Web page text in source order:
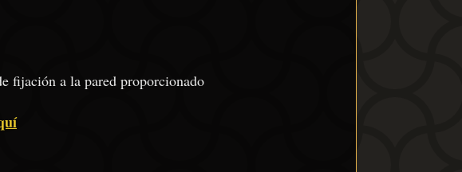
fijación a la pared proporcionado